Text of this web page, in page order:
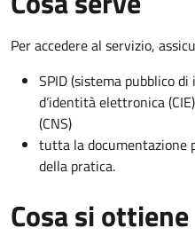
Per accedere al servizio,
SPID (sistema pubblico
d’identità elettronica
(CNS)
tutta la documentazione
della pratica.
Cosa si ottiene